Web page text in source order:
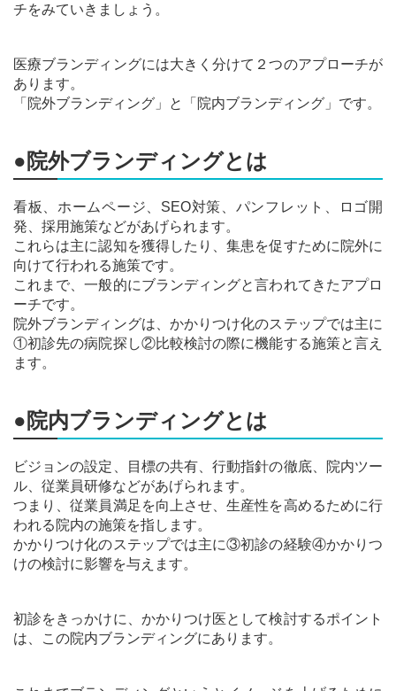
チをみていきましょう。
医療ブランディングには大きく分けて２つのアプローチが
あります。
「院外ブランディング」と「院内ブランディング」です。
●院外ブランディングとは
看板、ホームページ、SEO対策、パンフレット、ロゴ開
発、採用施策などがあげられます。
これらは主に認知を獲得したり、集患を促すために院外に
向けて行われる施策です。
これまで、一般的にブランディングと言われてきたアプロ
ーチです。
院外ブランディングは、かかりつけ化のステップでは主に
①初診先の病院探し②比較検討の際に機能する施策と言え
ます。
●院内ブランディングとは
ビジョンの設定、目標の共有、行動指針の徹底、院内ツー
ル、従業員研修などがあげられます。
つまり、従業員満足を向上させ、生産性を高めるために行
われる院内の施策を指します。
かかりつけ化のステップでは主に③初診の経験④かかりつ
けの検討に影響を与えます。
初診をきっかけに、かかりつけ医として検討するポイント
は、この院内ブランディングにあります。